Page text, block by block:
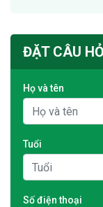
ĐẶT CÂU
Họ và tên
Tuổi
Số điện thoại